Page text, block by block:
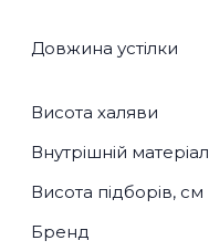
Довжина устілки
Висота халяви
Внутрішній матеріал
Висота підборів, см
Бренд